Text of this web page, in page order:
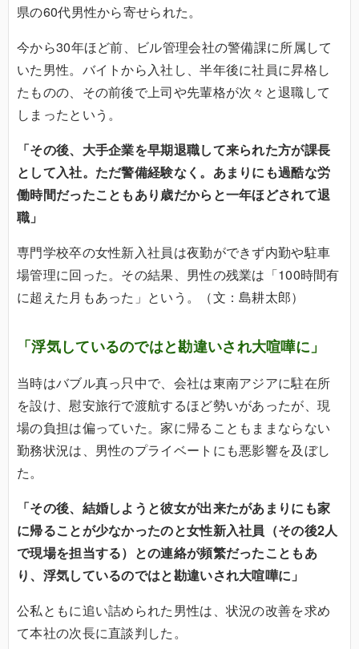
県の60代男性から寄せられた。
今から30年ほど前、ビル管理会社の警備課に所属して
いた男性。バイトから入社し、半年後に社員に昇格し
たものの、その前後で上司や先輩格が次々と退職して
しまったという。
「その後、大手企業を早期退職して来られた方が課長
として入社。ただ警備経験なく。あまりにも過酷な労
働時間だったこともあり歳だからと一年ほどされて退
職」
専門学校卒の女性新入社員は夜勤ができず内勤や駐車
場管理に回った。その結果、男性の残業は「100時間有
に超えた月もあった」という。（文：島耕太郎）
「浮気しているのではと勘違いされ大喧嘩に」
当時はバブル真っ只中で、会社は東南アジアに駐在所
を設け、慰安旅行で渡航するほど勢いがあったが、現
場の負担は偏っていた。家に帰ることもままならない
勤務状況は、男性のプライベートにも悪影響を及ぼし
た。
「その後、結婚しようと彼女が出来たがあまりにも家
に帰ることが少なかったのと女性新入社員（その後2人
で現場を担当する）との連絡が頻繁だったこともあ
り、浮気しているのではと勘違いされ大喧嘩に」
公私ともに追い詰められた男性は、状況の改善を求め
て本社の次長に直談判した。